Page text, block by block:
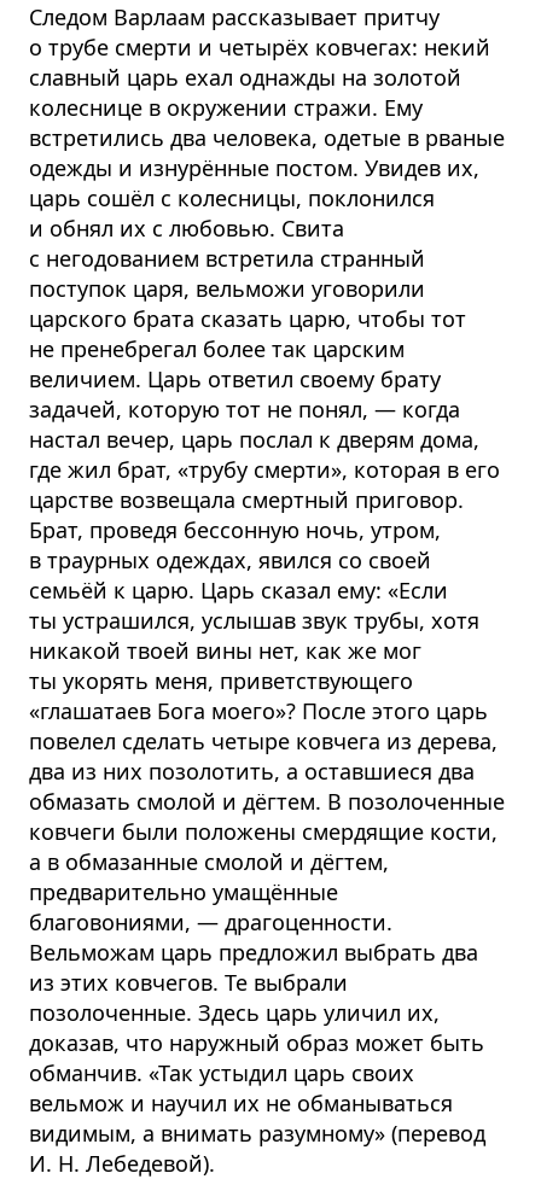
Следом Варлаам рассказывает притчу
о трубе смерти и четырёх ковчегах: некий
славный царь ехал однажды на золотой
колеснице в окружении стражи. Ему
встретились два человека, одетые в рваные
одежды и изнурённые постом. Увидев их,
царь сошёл с колесницы, поклонился
и обнял их с любовью. Свита
с негодованием встретила странный
поступок царя, вельможи уговорили
царского брата сказать царю, чтобы тот
не пренебрегал более так царским
величием. Царь ответил своему брату
задачей, которую тот не понял, — когда
настал вечер, царь послал к дверям дома,
где жил брат, «трубу смерти», которая в его
царстве возвещала смертный приговор.
Брат, проведя бессонную ночь, утром,
в траурных одеждах, явился со своей
семьёй к царю. Царь сказал ему: «Если
ты устрашился, услышав звук трубы, хотя
никакой твоей вины нет, как же мог
ты укорять меня, приветствующего
«глашатаев Бога моего»? После этого царь
повелел сделать четыре ковчега из дерева,
два из них позолотить, а оставшиеся два
обмазать смолой и дёгтем. В позолоченные
ковчеги были положены смердящие кости,
а в обмазанные смолой и дёгтем,
предварительно умащённые
благовониями, — драгоценности.
Вельможам царь предложил выбрать два
из этих ковчегов. Те выбрали
позолоченные. Здесь царь уличил их,
доказав, что наружный образ может быть
обманчив. «Так устыдил царь своих
вельмож и научил их не обманываться
видимым, а внимать разумному» (перевод
И. Н. Лебедевой).